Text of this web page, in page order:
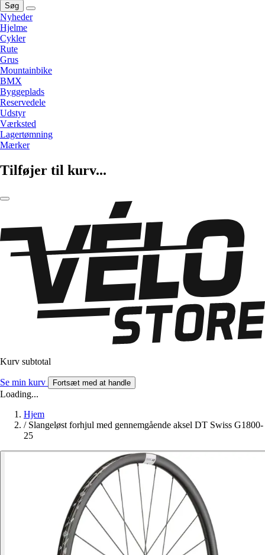
Søg
Nyheder
Hjelme
Cykler
Rute
Grus
Mountainbike
BMX
Byggeplads
Reservedele
Udstyr
Værksted
Lagertømning
Mærker
Tilføjer til kurv...
Kurv subtotal
Se min kurv Fortsæt med at handle
Loading...
Hjem
/ Slangeløst forhjul med gennemgående aksel DT Swiss G1800-
25